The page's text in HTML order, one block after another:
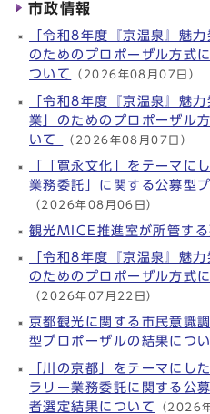
市政情報
「令和8年度『京温泉』魅
のためのプロポーザル方式
ついて
（2026年08月07日）
「令和8年度『京温泉』魅
業」のためのプロポーザル
いて
（2026年08月07日）
「「寛永文化」をテーマに
業務委託」に関する公募型
（2026年08月06日）
観光MICE推進室が所管す
「令和8年度『京温泉』魅
のためのプロポーザル方式
（2026年07月22日）
京都観光に関する市民意識
型プロポーザルの結果につ
「川の京都」をテーマにし
ラリー業務委託に関する公
者選定結果について
（2026